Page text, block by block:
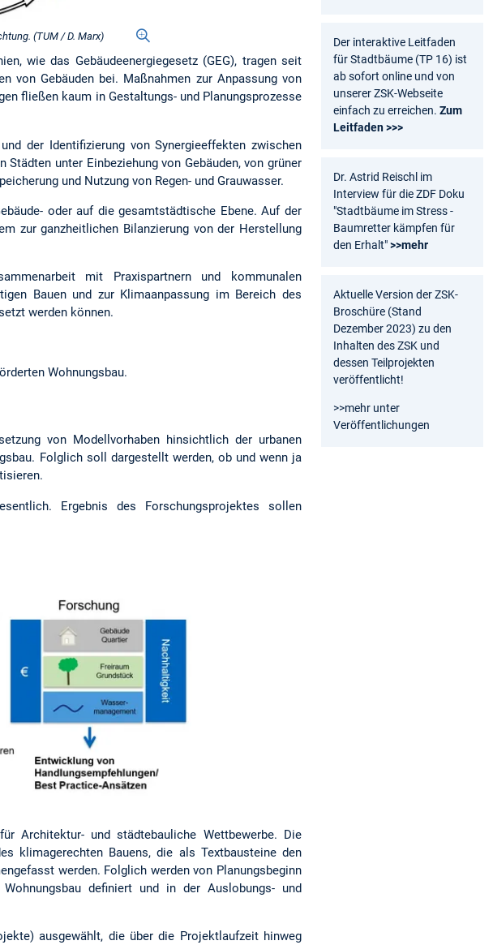
(TUM / D. Marx)
wie das Gebäudeenergiegesetz (GEG), tragen seit
von Gebäuden bei. Maßnahmen zur Anpassung von
fließen kaum in Gestaltungs- und Planungsprozesse
der Identifizierung von Synergieeffekten zwischen
unter Einbeziehung von Gebäuden, von grüner
und Nutzung von Regen- und Grauwasser.
oder auf die gesamtstädtische Ebene. Auf der
zur ganzheitlichen Bilanzierung von der Herstellung
mit Praxispartnern und kommunalen
Bauen und zur Klimaanpassung im Bereich des
werden können.
Wohnungsbau.
von Modellvorhaben hinsichtlich der urbanen
Folglich soll dargestellt werden, ob und wenn ja
Ergebnis des Forschungsprojektes sollen
Architektur- und städtebauliche Wettbewerbe. Die
klimagerechten Bauens, die als Textbausteine den
werden. Folglich werden von Planungsbeginn
definiert und in der Auslobungs- und
ausgewählt, die über die Projektlaufzeit hinweg
Der interaktive Leitfaden
für Stadtbäume (TP 16) ist
ab sofort online und von
unserer ZSK-Webseite
einfach zu erreichen. Zum
Leitfaden >>>
Dr. Astrid Reischl im
Interview für die ZDF Doku
"Stadtbäume im Stress -
Baumretter kämpfen für
den Erhalt">>mehr
Aktuelle Version der ZSK-
Broschüre (Stand
Dezember 2023) zu den
Inhalten des ZSK und
dessen Teilprojekten
veröffentlicht!
>>mehr unter
Veröffentlichungen